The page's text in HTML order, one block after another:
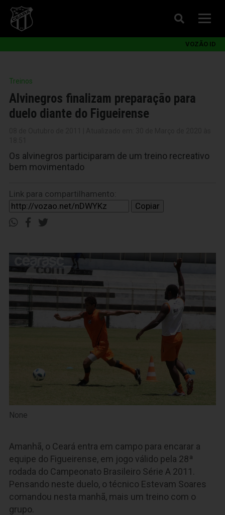
VOZÃO ID
Treinos
Alvinegros finalizam preparação para
duelo diante do Figueirense
Os alvinegros participaram de um treino recreativo
bem movimentado
Link para compartilhamento:
Copiar
None
Amanhã, o Ceará entra em campo para encarar a
equipe do Figueirense, em jogo válido pela 28ª
rodada do Campeonato Brasileiro Série A 2011.
Pensando neste duelo, o técnico Estevam Soares
comandou nesta manhã, mais um treino com o
grupo.